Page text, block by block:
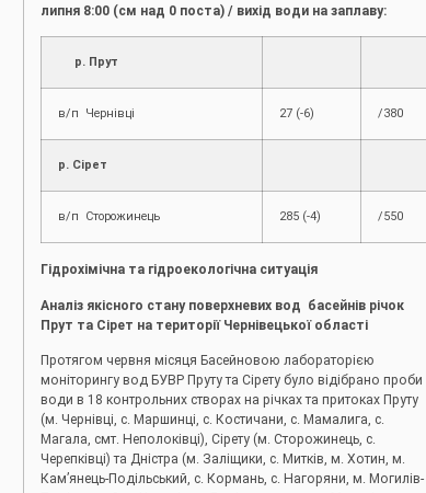
липня 8:00 (см над 0 поста) / вихід води на заплаву:
р. Прут
в/п Чернівці 27 (-6) /380
р. Сірет
в/п Сторожинець 285 (-4) /550
Гідрохімічна та гідроекологічна ситуація
Аналіз якісного стану поверхневих вод басейнів річок
Прут та Сірет на території Чернівецької області
Протягом червня місяця Басейновою лабораторією
моніторингу вод БУВР Пруту та Сірету було відібрано проби
води в 18 контрольних створах на річках та притоках Пруту
(м. Чернівці, c. Маршинці, с. Костичани, с. Мамалига, с.
Магала, смт. Неполоківці), Сірету (м. Сторожинець, с.
Черепківці) та Дністра (м. Заліщики, с. Митків, м. Хотин, м.
Кам’янець-Подільський, с. Кормань, с. Нагоряни, м. Могилів-